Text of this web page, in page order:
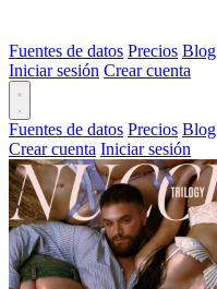
Fuentes de datos Precios Blog
Iniciar sesión Crear cuenta
Fuentes de datos Precios Blog
Crear cuenta Iniciar sesión